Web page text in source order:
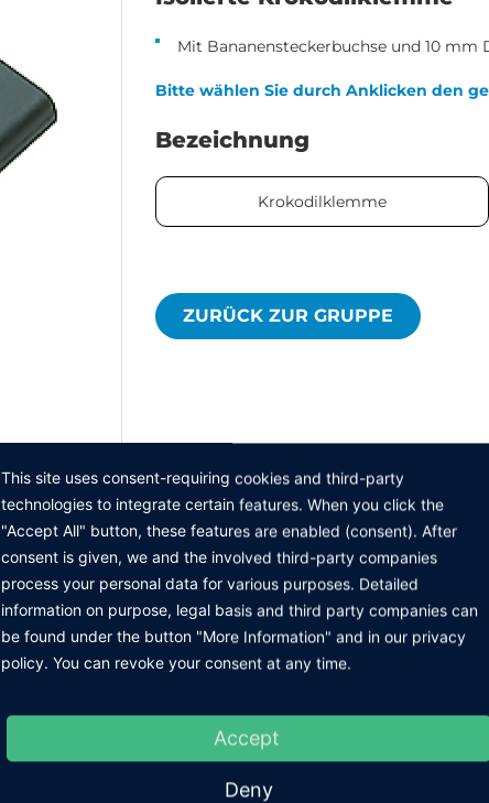
Mit Bananensteckerbuchse und 10 mm
Bitte wählen Sie durch Anklicken den
Bezeichnung
Krokodilklemme
ZURÜCK ZUR GRUPPE
This site uses consent-requiring cookies and third-party
technologies to integrate certain features. When you click the
"Accept All" button, these features are enabled (consent). After
consent is given, we and the involved third-party companies
process your personal data for various purposes. Detailed
information on purpose, legal basis and third party companies can
be found under the button "More Information" and in our privacy
policy. You can revoke your consent at any time.
Accept
Deny